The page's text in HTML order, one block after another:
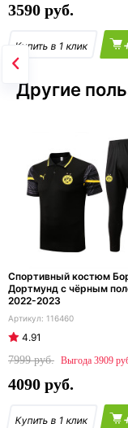
3590
Другие
Спортивный костюм
Дортмунд с чёрным
2022-2023
116460
4.91
7999
3909
4090